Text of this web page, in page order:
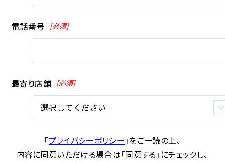
電話番号 [必須]
最寄り店舗 [必須]
「プライバシーポリシー 」をご一読の上、
内容に同意いただける場合は「同意する」にチェックし、